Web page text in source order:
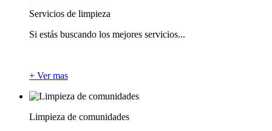
Servicios de limpieza
Si estás buscando los mejores servicios...
+ Ver mas
Limpieza de comunidades